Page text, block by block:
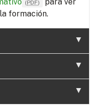
(PDF)
formación.